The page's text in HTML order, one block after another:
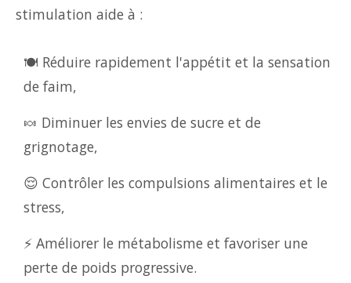
stimulation aide à :
🍽️ Réduire rapidement l'appétit et la sensation
de faim,
🍬 Diminuer les envies de sucre et de
grignotage,
😌 Contrôler les compulsions alimentaires et le
stress,
⚡ Améliorer le métabolisme et favoriser une
perte de poids progressive.